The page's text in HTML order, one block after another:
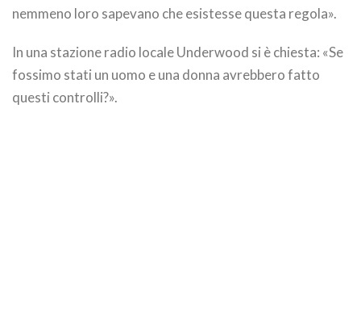
nemmeno loro sapevano che esistesse questa regola».
In una stazione radio locale Underwood si è chiesta: «Se
fossimo stati un uomo e una donna avrebbero fatto
questi controlli?».